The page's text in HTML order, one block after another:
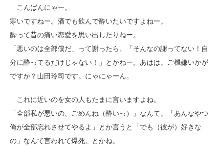
こんばんにゃー。
寒いですねー。酒でも飲んで酔いたいですよねー。
酔って昔の痛い恋愛を思い出したりねー。
「悪いのは全部僕だ」って謝ったら、「そんなの謝ってない！自
分に酔ってるだけじゃない！」とかねー。あはは。ご機嫌いかが
ですか？山田玲司です。にゃにゃーん。
これに近いのを女の人もたまに言いますよね。
「全部私が悪いの、ごめんね（酔いっ）」なんて。「あんなやつ
俺が全部忘れさせてやるよ」とか言うと「でも（彼が）好きな
の」なんて言われて爆死。とかね。